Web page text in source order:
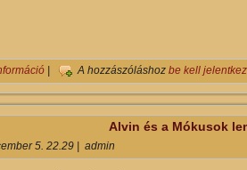
Bátorság, nyújtott kéz Alvinékkal
A hozzászóláshoz be kell
Alvin és a Mókusok
5. 22.29 admin